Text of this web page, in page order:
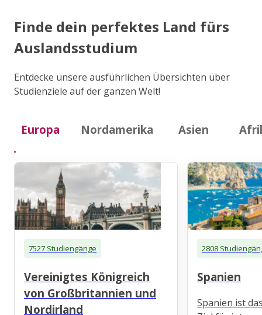
Finde dein perfektes Land fürs
Auslandsstudium
Entdecke unsere ausführlichen Übersichten über
Studienziele auf der ganzen Welt!
Europa Nordamerika Asien
7527 Studiengänge
Vereinigtes Königreich
von Großbritannien und
Nordirland
2808
Spanien
Spanien ist